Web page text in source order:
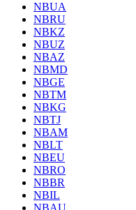
NBUA
NBRU
NBKZ
NBUZ
NBAZ
NBMD
NBGE
NBTM
NBKG
NBTJ
NBAM
NBLT
NBEU
NBRO
NBBR
NBIL
NBAU